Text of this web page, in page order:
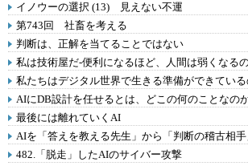
イノウーの選択 (13) 見えない不運
第743回 社畜を考える
判断は、正解を当てることではない
私は技術屋だ-便利になるほど、人間は弱くなる
私たちはデジタル世界で生きる準備ができている
AIにDB設計を任せるとは、どこの何のことなの
最後には離れていくAI
AIを「答えを教える先生」から「判断の稽古相
482.「脱走」したAIのサイバー攻撃